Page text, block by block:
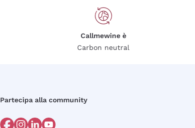
Callmewine è
Carbon neutral
Partecipa alla community